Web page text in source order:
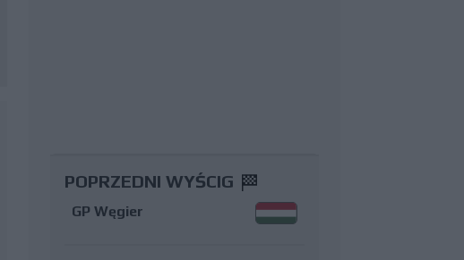
POPRZEDNI WYŚCIG
GP Węgier